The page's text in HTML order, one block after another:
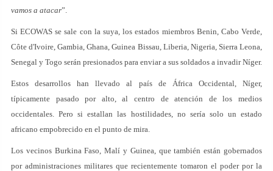
vamos a atacar”.
Si ECOWAS se sale con la suya, los estados miembros Benin, Cabo Verde,
Côte d'Ivoire, Gambia, Ghana, Guinea Bissau, Liberia, Nigeria, Sierra Leona,
Senegal y Togo serán presionados para enviar a sus soldados a invadir Níger.
Estos desarrollos han llevado al país de África Occidental, Níger,
típicamente pasado por alto, al centro de atención de los medios
occidentales. Pero si estallan las hostilidades, no sería solo un estado
africano empobrecido en el punto de mira.
Los vecinos Burkina Faso, Malí y Guinea, que también están gobernados
por administraciones militares que recientemente tomaron el poder por la